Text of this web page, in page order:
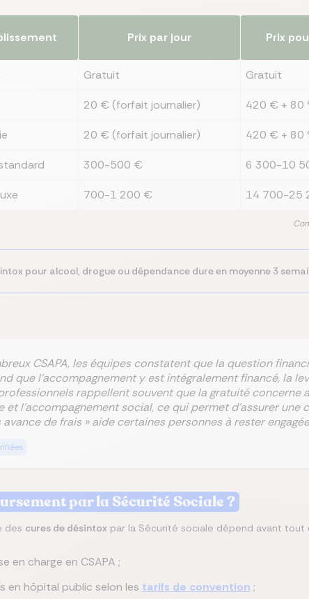
Prix par jour Prix
Gratuit Gratuit
20 € (forfait journalier) 420 € + 80
20 € (forfait journalier) 420 € + 80
300-500 € 6 300-10
700-1 200 € 14 700-25
pour alcool, drogue ou dépendance dure en moyenne 3
CSAPA, les équipes constatent que la question
que l’accompagnement y est intégralement financé, la
rappellent souvent que la gratuité concerne
et l’accompagnement social, ce qui permet d’assurer
avance de frais » aide certaines personnes à rester
par la Sécurité Sociale ?
des cures de désintox par la Sécurité sociale dépend avant tout
en charge en CSAPA ;
en hôpital public selon les tarifs de convention ;